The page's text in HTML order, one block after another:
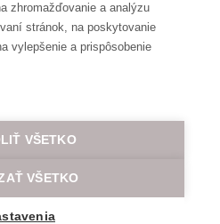
zhromažďovanie a analýzu
stránok, na poskytovanie
vylepšenie a prispôsobenie
VŠETKO
VŠETKO